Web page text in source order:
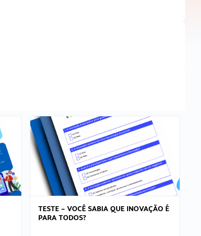
TESTE – VOCÊ SABIA QUE INOVAÇÃO É
PARA TODOS?